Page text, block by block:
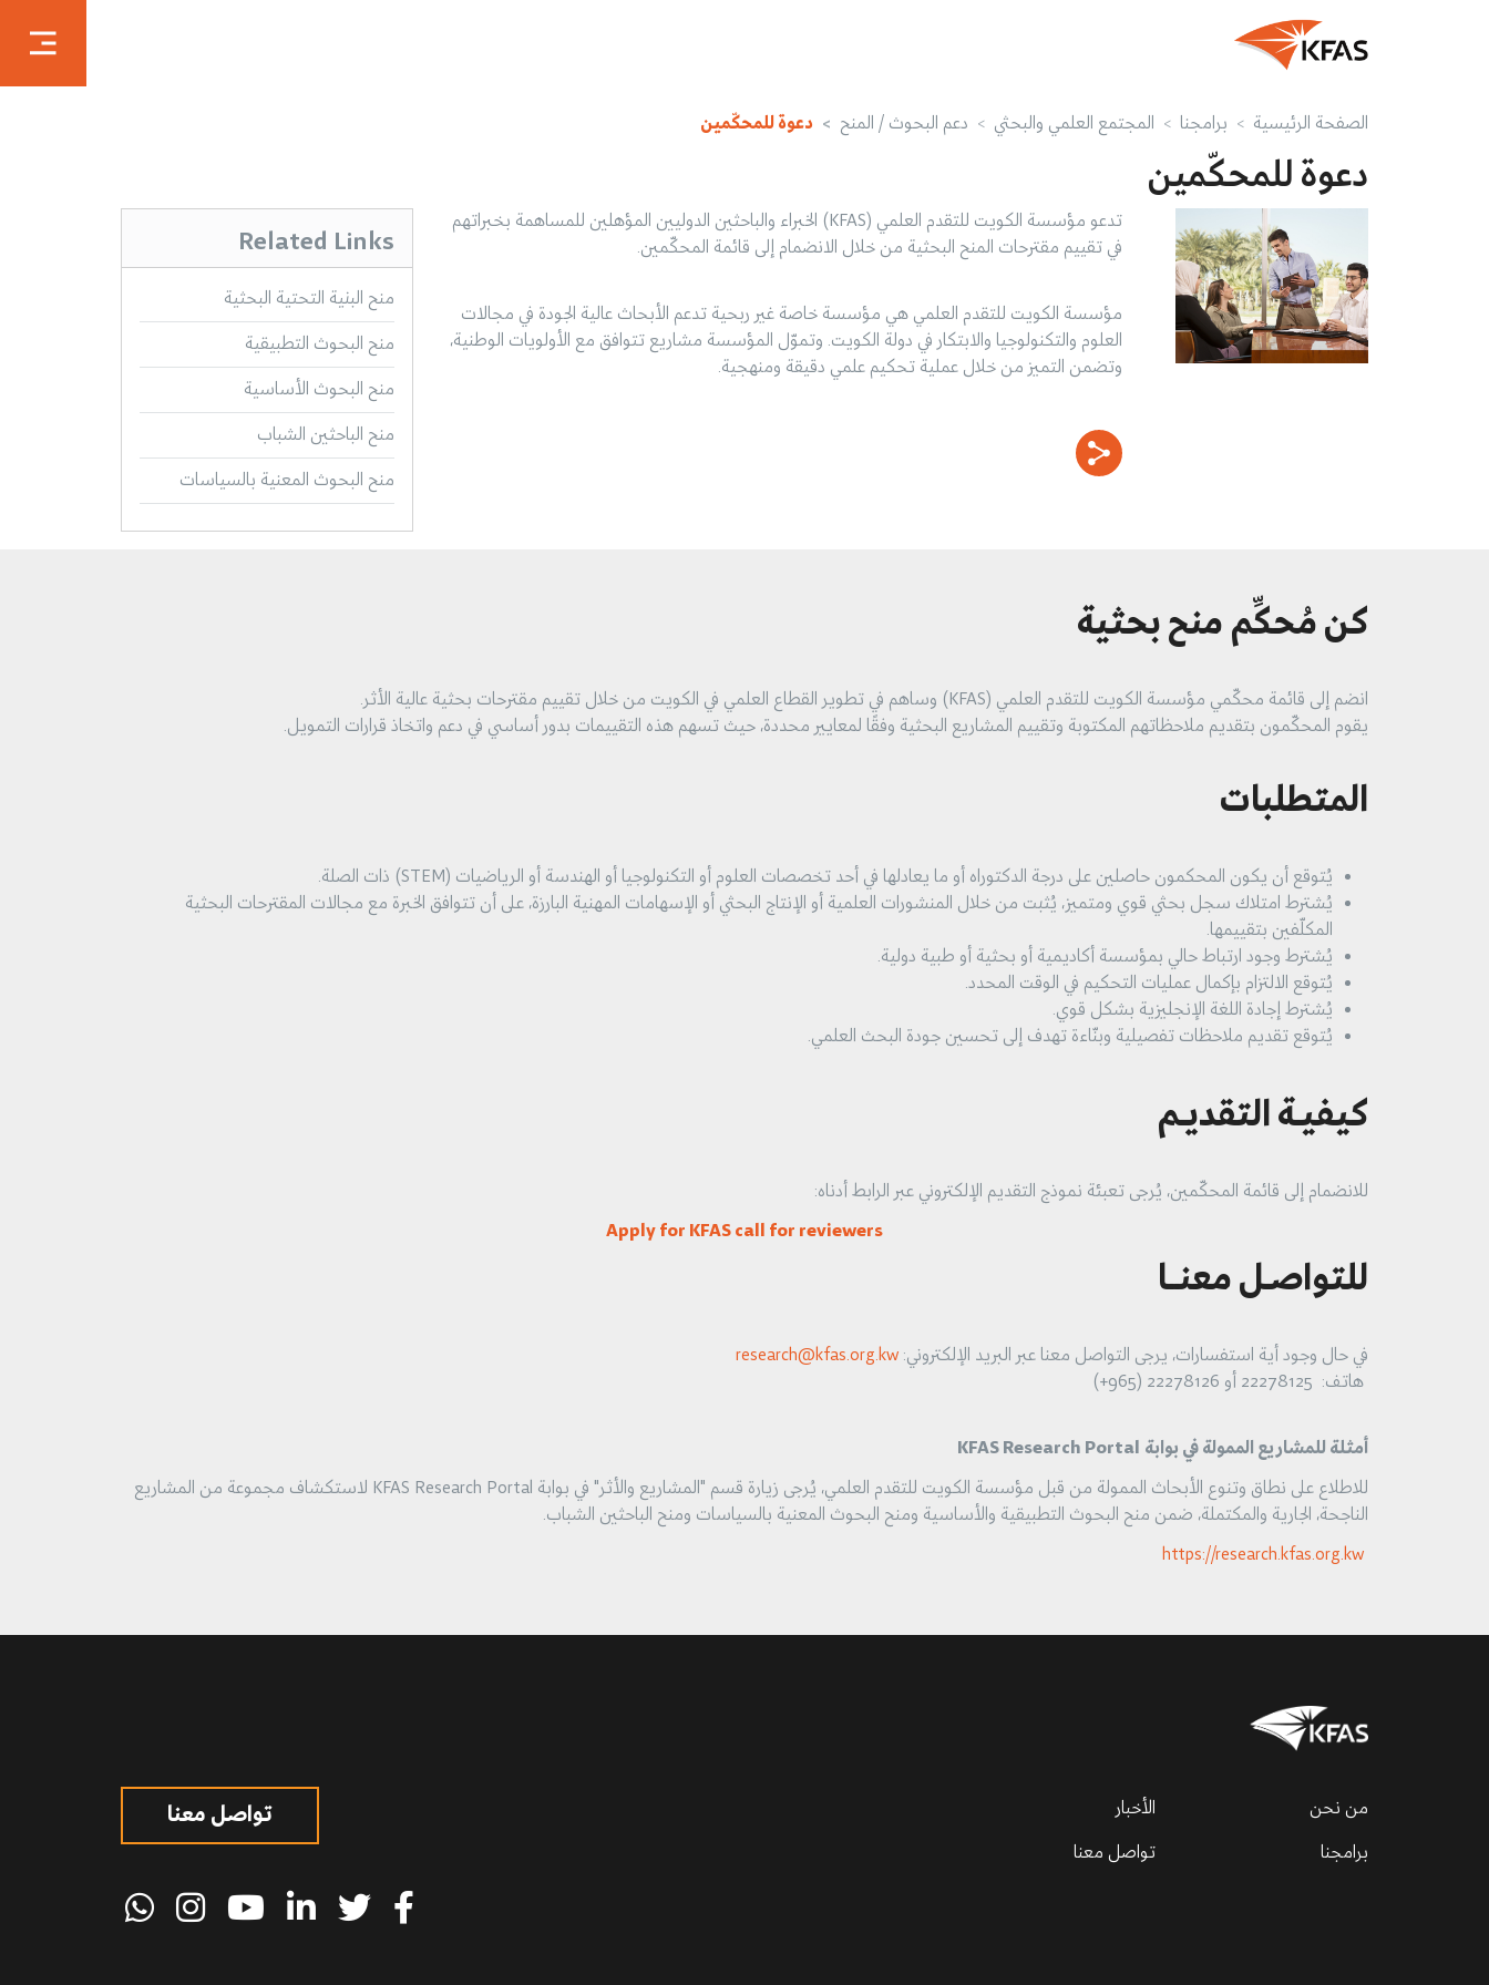
الصفحة الرئيسية برامجنا المجتمع العلمي والبحثي دعم البحوث / المنح دعوة للمحكّمين
دعوة للمحكّمين
تدعو مؤسسة الكويت للتقدم العلمي (KFAS) الخبراء والباحثين الدوليين المؤهلين للمساهمة بخبراتهم
في تقييم مقترحات المنح البحثية من خلال الانضمام إلى قائمة المحكّمين.
مؤسسة الكويت للتقدم العلمي هي مؤسسة خاصة غير ربحية تدعم الأبحاث عالية الجودة في مجالات
العلوم والتكنولوجيا والابتكار في دولة الكويت. وتموّل المؤسسة مشاريع تتوافق مع الأولويات الوطنية،
وتضمن التميز من خلال عملية تحكيم علمي دقيقة ومنهجية.
Related Links
منح البنية التحتية البحثية
منح البحوث التطبيقية
منح البحوث الأساسية
منح الباحثين الشباب
منح البحوث المعنية بالسياسات
كن مُحكِّم منح بحثية
انضم إلى قائمة محكّمي مؤسسة الكويت للتقدم العلمي (KFAS) وساهم في تطوير القطاع العلمي في الكويت من خلال تقييم مقترحات بحثية عالية الأثر.
يقوم المحكّمون بتقديم ملاحظاتهم المكتوبة وتقييم المشاريع البحثية وفقًا لمعايير محددة، حيث تسهم هذه التقييمات بدور أساسي في دعم واتخاذ قرارات التمويل.
المتطلبات
يُتوقع أن يكون المحكمون حاصلين على درجة الدكتوراه أو ما يعادلها في أحد تخصصات العلوم أو التكنولوجيا أو الهندسة أو الرياضيات (STEM) ذات الصلة.
يُشترط امتلاك سجل بحثي قوي ومتميز، يُثبت من خلال المنشورات العلمية أو الإنتاج البحثي أو الإسهامات المهنية البارزة، على أن تتوافق الخبرة مع مجالات المقترحات البحثية
المكلّفين بتقييمها.
يُشترط وجود ارتباط حالي بمؤسسة أكاديمية أو بحثية أو طبية دولية.
يُتوقع الالتزام بإكمال عمليات التحكيم في الوقت المحدد.
يُشترط إجادة اللغة الإنجليزية بشكل قوي.
يُتوقع تقديم ملاحظات تفصيلية وبنّاءة تهدف إلى تحسين جودة البحث العلمي.
كيفيـة التقديـم
للانضمام إلى قائمة المحكّمين، يُرجى تعبئة نموذج التقديم الإلكتروني عبر الرابط أدناه:
Apply for KFAS call for reviewers
للتواصـل معنــا
في حال وجود أية استفسارات، يرجى التواصل معنا عبر البريد الإلكتروني: research@kfas.org.kw
هاتف: 22278125 أو 22278126 (965+)
أمثلة للمشاريع الممولة في بوابة KFAS Research Portal
للاطلاع على نطاق وتنوع الأبحاث الممولة من قبل مؤسسة الكويت للتقدم العلمي، يُرجى زيارة قسم "المشاريع والأثر" في بوابة KFAS Research Portal لاستكشاف مجموعة من المشاريع
الناجحة، الجارية والمكتملة، ضمن منح البحوث التطبيقية والأساسية ومنح البحوث المعنية بالسياسات ومنح الباحثين الشباب.
https://research.kfas.org.kw
من نحن
برامجنا
الأخبار
تواصل معنا
تواصل معنا